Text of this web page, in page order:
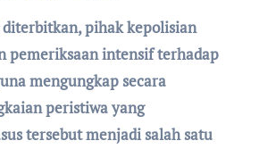
pihak kepolisian
pemeriksaan intensif terhadap
mengungkap secara
peristiwa yang
tersebut menjadi salah satu